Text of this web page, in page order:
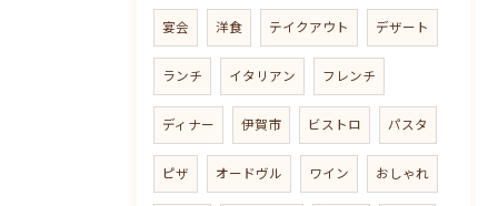
宴会 洋食 テイクアウト デザート
ランチ イタリアン フレンチ
ディナー 伊賀市 ビストロ パスタ
ピザ オードヴル ワイン おしゃれ